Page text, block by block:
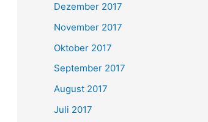
Dezember 2017
November 2017
Oktober 2017
September 2017
August 2017
Juli 2017